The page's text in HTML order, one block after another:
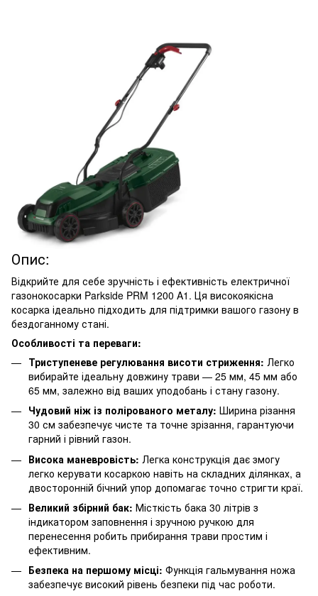
Опис:
Відкрийте для себе зручність і ефективність електричної
газонокосарки Parkside PRM 1200 A1. Ця високоякісна
косарка ідеально підходить для підтримки вашого газону в
бездоганному стані.
Особливості та переваги:
Триступеневе регулювання висоти стриження: Легко
вибирайте ідеальну довжину трави — 25 мм, 45 мм або
65 мм, залежно від ваших уподобань і стану газону.
Чудовий ніж із полірованого металу: Ширина різання
30 см забезпечує чисте та точне зрізання, гарантуючи
гарний і рівний газон.
Висока маневровість: Легка конструкція дає змогу
легко керувати косаркою навіть на складних ділянках, а
двосторонній бічний упор допомагає точно стригти краї.
Великий збірний бак: Місткість бака 30 літрів з
індикатором заповнення і зручною ручкою для
перенесення робить прибирання трави простим і
ефективним.
Безпека на першому місці: Функція гальмування ножа
забезпечує високий рівень безпеки під час роботи.